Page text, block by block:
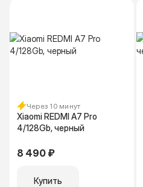
Через 10 минут
Xiaomi REDMI A7 Pro
4/128Gb, черный
8 490 ₽
Купить